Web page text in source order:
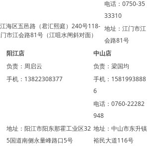
电话：0750-35
33310
海区五邑路（君汇熙庭）240号118-
市江会路81号（江咀水闸斜对面）
地址：江门市江
会路81号
阳江店
中山店
负责：周启云
负责：梁国均
手机：13822308377
手机：1581993888
6
电话：0760-22282
948
地址：阳江市阳东那霍工业区32
5国道南侧永量峰路口5号
地址：中山市东升镇
裕民大道116号